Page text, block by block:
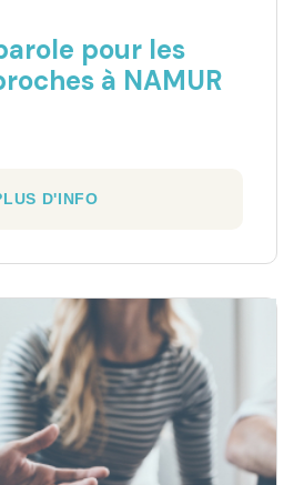
pour les
à NAMUR
D'INFO